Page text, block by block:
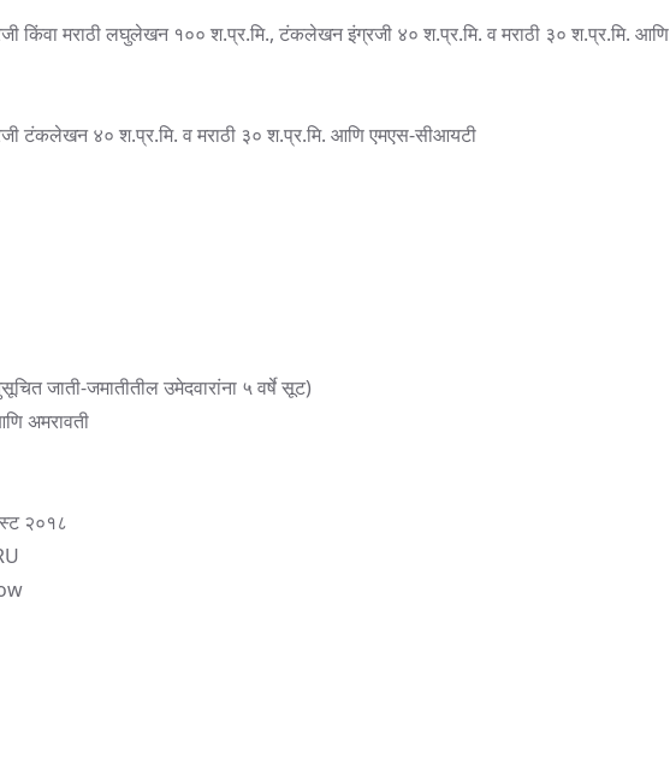
किंवा मराठी लघुलेखन १०० श.प्र.मि., टंकलेखन इंग्रजी ४० श.प्र.मि. व मराठी ३० श.प्र.मि. आणि
टंकलेखन ४० श.प्र.मि. व मराठी ३० श.प्र.मि. आणि एमएस-सीआयटी
जाती-जमातीतील उमेदवारांना ५ वर्षे सूट)
अमरावती
२०१८